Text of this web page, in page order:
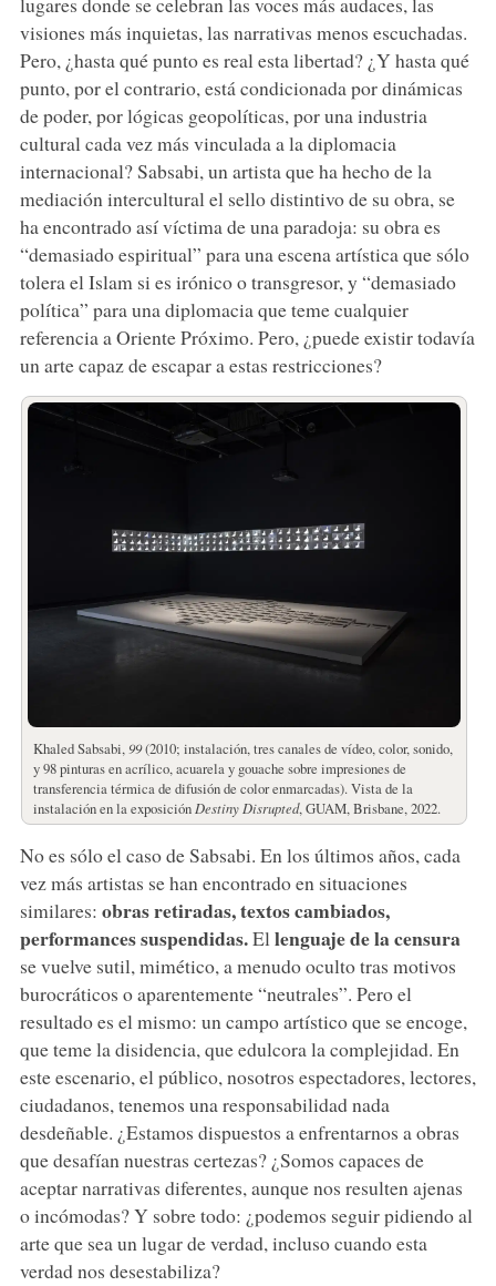
visiones más inquietas, las narrativas menos escuchadas.
Pero, ¿hasta qué punto es real esta libertad? ¿Y hasta qué
punto, por el contrario, está condicionada por dinámicas
de poder, por lógicas geopolíticas, por una industria
cultural cada vez más vinculada a la diplomacia
internacional? Sabsabi, un artista que ha hecho de la
mediación intercultural el sello distintivo de su obra, se
ha encontrado así víctima de una paradoja: su obra es
“demasiado espiritual” para una escena artística que sólo
tolera el Islam si es irónico o transgresor, y “demasiado
política” para una diplomacia que teme cualquier
referencia a Oriente Próximo. Pero, ¿puede existir todavía
un arte capaz de escapar a estas restricciones?
Khaled Sabsabi, 99(2010; instalación, tres canales de vídeo, color, sonido,
y 98 pinturas en acrílico, acuarela y gouache sobre impresiones de
transferencia térmica de difusión de color enmarcadas). Vista de la
instalación en la exposición Destiny Disrupted, GUAM, Brisbane, 2022.
No es sólo el caso de Sabsabi. En los últimos años, cada
vez más artistas se han encontrado en situaciones
similares: obras retiradas, textos cambiados,
performances suspendidas.Ellenguaje de la censura
se vuelve sutil, mimético, a menudo oculto tras motivos
burocráticos o aparentemente “neutrales”. Pero el
resultado es el mismo: un campo artístico que se encoge,
que teme la disidencia, que edulcora la complejidad. En
este escenario, el público, nosotros espectadores, lectores,
ciudadanos, tenemos una responsabilidad nada
desdeñable. ¿Estamos dispuestos a enfrentarnos a obras
que desafían nuestras certezas? ¿Somos capaces de
aceptar narrativas diferentes, aunque nos resulten ajenas
o incómodas? Y sobre todo: ¿podemos seguir pidiendo al
arte que sea un lugar de verdad, incluso cuando esta
verdad nos desestabiliza?